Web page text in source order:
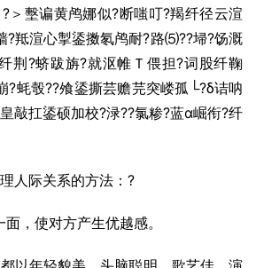
＞墼谝黄鸬娜似?断嗤叮?羯纤径云渲
?羝渲心掣鋈擞氡鸬耐?路⑸??埽?饧溉
荆?蛴跋旃?就沤帷Ｔ偎担?词股纤鞠
?蚝彀??飧鋈撕芸赡芫突嵝孤└?δ诘呐
敲扛鋈硕加校?渌??氯糁?蓝ɑ崛衔?纤
人际关系的方法：?
，使对方产生优越感。